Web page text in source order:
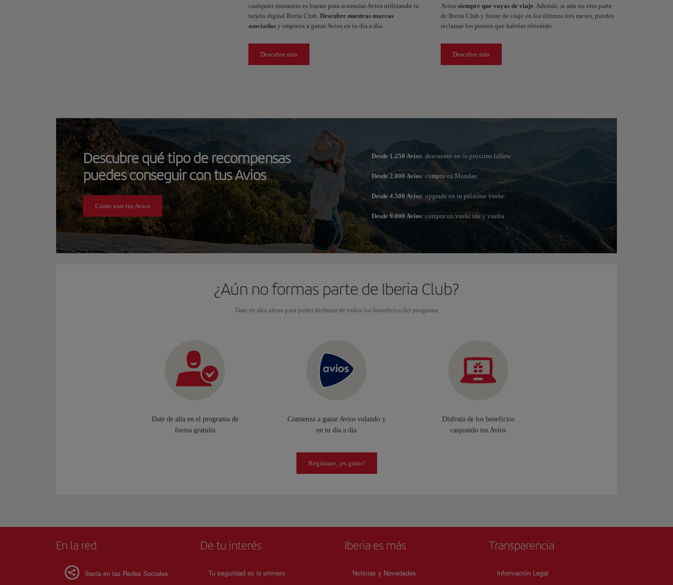
cualquier momento es bueno para acumular Avios utilizando tu
tarjeta digital Iberia Club. Descubre nuestras marcas
asociadas y empieza a ganar Avios en tu día a día.
Descubre más
Avios siempre que vayas de viaje . Además, si aún no eres parte
de Iberia Club y fuiste de viaje en los últimos tres meses, puedes
reclamar los puntos que habrías obtenido.
Descubre más
Descubre qué tipo de recompensas
puedes conseguir con tus Avios
Cómo usar tus Avios
Desde 1.250 Avios: descuento en tu próximo billete
Desde 2.000 Avios: compra en Maridae
Desde 4.500 Avios: upgrade en tu próximo vuelo
Desde 9.000 Avios: compra un vuelo ida y vuelta
¿Aún no formas parte de Iberia Club?
Date de alta ahora para poder disfrutar de todos los beneficios del programa
Date de alta en el programa de
forma gratuita
Comienza a ganar Avios volando y
en tu día a día
Disfruta de los beneficios
canjeando tus Avios
Regístrate, ¡es gratis!
En la red
Iberia en las Redes Sociales
De tu interés
Tu seguridad es lo primero
Iberia es más
Noticias y Novedades
Transparencia
Información Legal